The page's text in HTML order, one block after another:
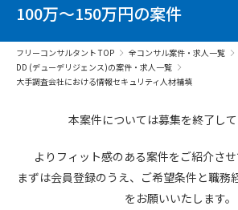
100万～150万円の案件
フリーコンサルタント TOP
全コンサル案件・求人一覧
DD (デューデリジェンス)の案件・求人一覧
大手調査会社における情報セキュリティ人材補填
本案件については募集を終了して
よりフィット感のある案件をご紹介さ
まずは会員登録のうえ、 ご希望条件と職務
をお願いいたします。